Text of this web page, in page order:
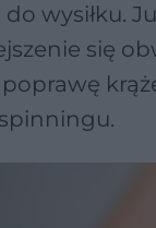
do
się